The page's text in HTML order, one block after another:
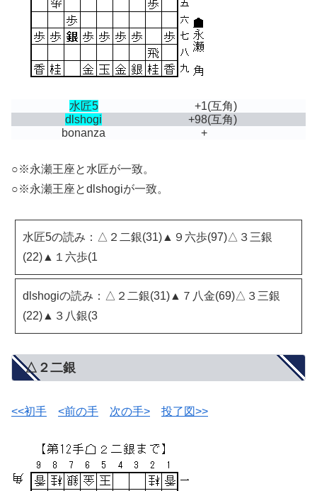
水匠5 +1(互角)
dlshogi
+98(互角)
bonanza
+
○※永瀬王座と水匠が一致。
○※永瀬王座とdlshogiが一致。
水匠5の読み：△２二銀(31)▲９六歩(97)△３三銀
(22)▲１六歩(1
dlshogiの読み：△２二銀(31)▲７八金(69)△３三銀
(22)▲３八銀(3
△２二銀
<<初手 <前の手 次の手> 投了図>>